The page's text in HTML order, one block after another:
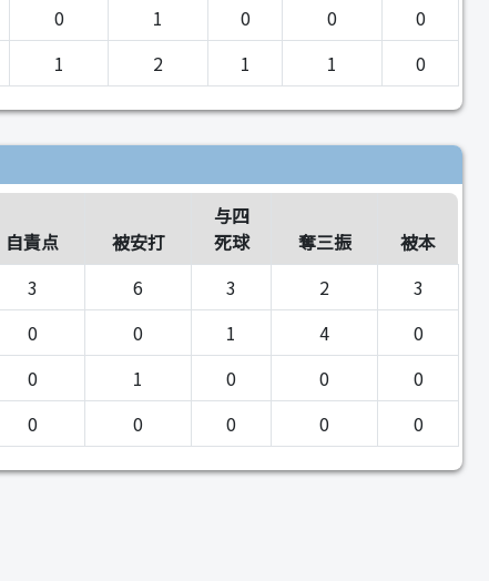
0 1 0 0
0
1 2 1 1 0
自責点 被安打
与四
死球
奪三振
被本
3 6 3 2
3
0 0 1 4
0
0 1 0 0
0
0 0 0 0 0